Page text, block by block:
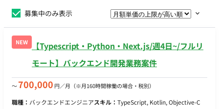
募集中のみ表示
NEW
【Typescript・Python・Next.js/週4日~/フルリ
モート】バックエンド開発業務案件
〜700,000 円／月 （※月160時間稼働の場合・税別）
職種： バックエンドエンジニアスキル： TypeScript, Kotlin, Objective-C